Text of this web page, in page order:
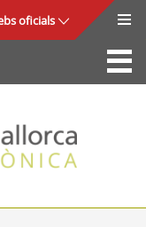
oficials
La Seu
Consell de Mallorca
Accés i seguretat
Utilitats